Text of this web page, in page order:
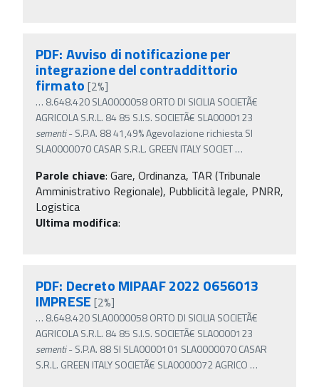
PDF: Avviso di notificazione per
integrazione del contraddittorio
firmato [2%]
… 8.648.420 SLA0000058 ORTO DI SICILIA SOCIETÃ€
AGRICOLA S.R.L. 84 85 S.I.S. SOCIETÃ€ SLA0000123
sementi- S.P.A. 88 41,49% Agevolazione richiesta SI
SLA0000070 CASAR S.R.L. GREEN ITALY SOCIET…
Parole chiave: Gare, Ordinanza, TAR (Tribunale
Amministrativo Regionale), Pubblicità legale, PNRR,
Logistica
Ultima modifica:
PDF: Decreto MIPAAF 2022 0656013
IMPRESE [2%]
… 8.648.420 SLA0000058 ORTO DI SICILIA SOCIETÃ€
AGRICOLA S.R.L. 84 85 S.I.S. SOCIETÃ€ SLA0000123
sementi- S.P.A. 88 SI SLA0000101 SLA0000070 CASAR
S.R.L. GREEN ITALY SOCIETÃ€ SLA0000072 AGRICO …